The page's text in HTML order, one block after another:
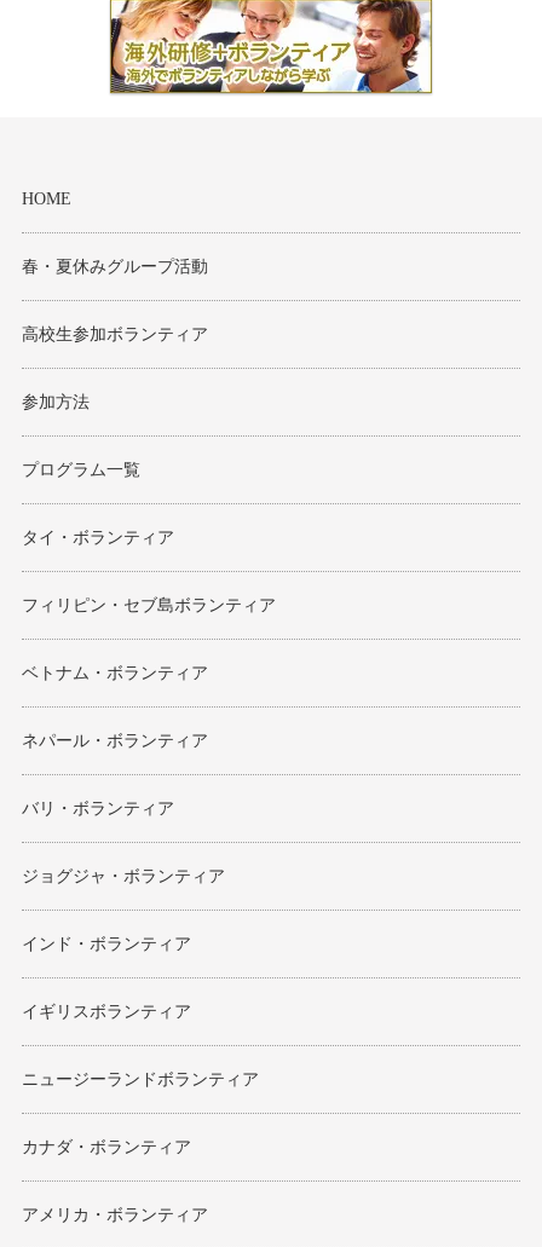
HOME
春・夏休みグループ活動
高校生参加ボランティア
参加方法
プログラム一覧
タイ・ボランティア
フィリピン・セブ島ボランティア
ベトナム・ボランティア
ネパール・ボランティア
バリ・ボランティア
ジョグジャ・ボランティア
インド・ボランティア
イギリスボランティア
ニュージーランドボランティア
カナダ・ボランティア
アメリカ・ボランティア